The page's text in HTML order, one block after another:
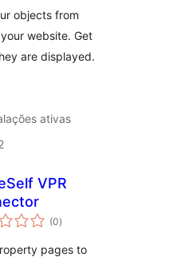
objects from
website. Get
are displayed.
ativas
VPR
(0avaliações
totais
)
pages to